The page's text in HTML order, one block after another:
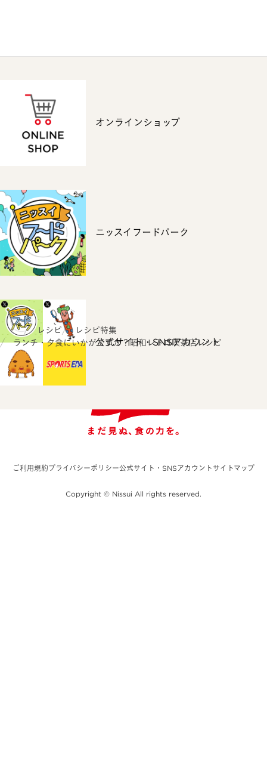
オンラインショップ
ニッスイフードパーク
公式サイト・SNSアカウント
ホーム レシピ
レシピ特集
ランチ・夕食にいかがですか？昭和レトロ喫茶店レシピ
ご利用規約プライバシーポリシー公式サイト・SNSアカウント サイトマップ
Copyright © Nissui All rights reserved.